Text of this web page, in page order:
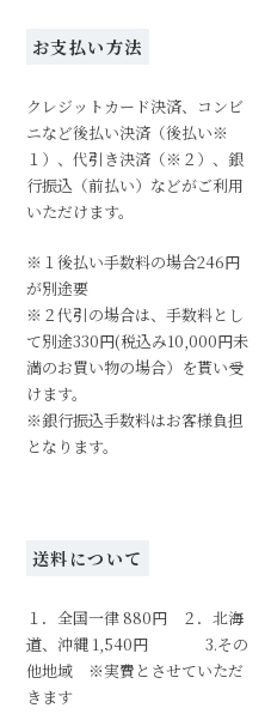
お支払い方法
クレジットカード決済、コンビ
ニなど後払い決済（後払い※
１）、代引き決済（※２）、銀
行振込（前払い）などがご利用
いただけます。
※１後払い手数料の場合246円
が別途要
※２代引の場合は、手数料とし
て別途330円(税込み10,000円未
満のお買い物の場合）を貰い受
けます。
※銀行振込手数料はお客様負担
となります。
送料について
１．全国一律 880円 ２．北海
道、沖縄 1,540円 3.その
他地域 ※実費とさせていただ
きます